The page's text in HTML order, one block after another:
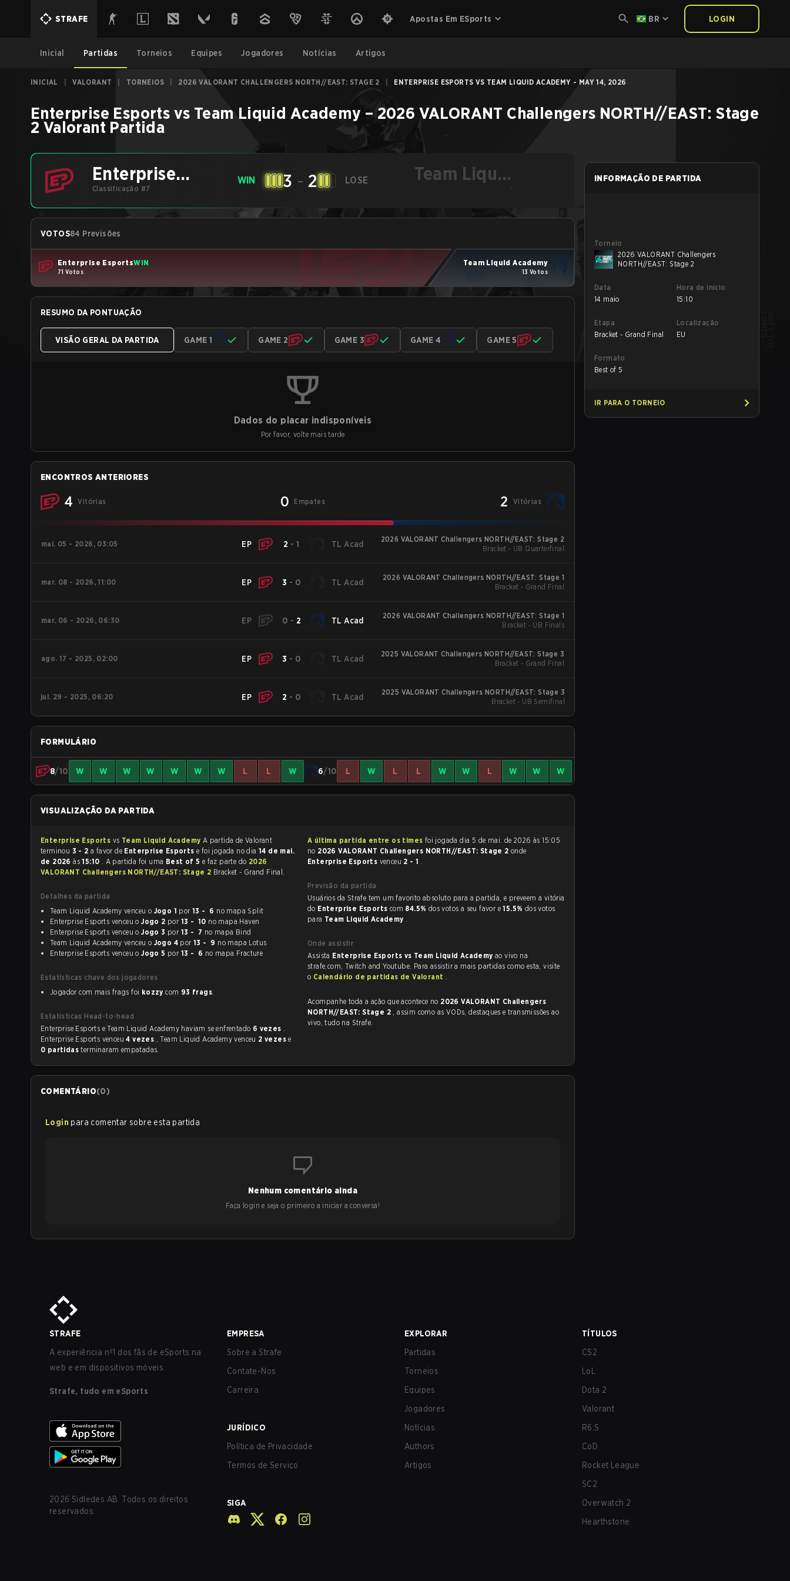
STRAFE Apostas Em ESports BR LOGIN
Inicial Partidas Torneios Equipes Jogadores Notícias Artigos
INICIAL VALORANT TORNEIOS 2026 VALORANT CHALLENGERS NORTH//EAST: STAGE 2 ENTERPRISE ESPORTS VS TEAM LIQUID ACADEMY - MAY 14, 2026
Enterprise Esports vs Team Liquid Academy –2026 VALORANT Challengers NORTH//EAST: Stage
2 Valorant Partida
Enterprise
Esports
Classificação #7
WIN 3 - 2 LOSE
Team Liquid
Academy-
VOTOS84 Previsões
Enterprise EsportsWIN
71 Votos
Team Liquid Academy
13 Votos
RESUMO DA PONTUAÇÃO
VISÃO GERAL DA PARTIDA GAME 1 GAME 2 GAME 3 GAME 4 GAME 5
Dados do placar indisponíveis
Por favor, volte mais tarde
ENCONTROS ANTERIORES
4 Vitórias 0 Empates 2 Vitórias
mai. 05 - 2026, 03:05 EP 2 -1 TL Acad
2026 VALORANT Challengers NORTH//EAST: Stage 2
Bracket - UB Quarterfinal
mar. 08 - 2026, 11:00 EP 3 - 0 TL Acad
2026 VALORANT Challengers NORTH//EAST: Stage 1
Bracket - Grand Final
mar. 06 - 2026, 06:30 EP 0 - 2 TL Acad
2026 VALORANT Challengers NORTH//EAST: Stage 1
Bracket - UB Finals
ago. 17 - 2025, 02:00 EP 3 - 0 TL Acad
2025 VALORANT Challengers NORTH//EAST: Stage 3
Bracket - Grand Final
jul. 29 - 2025, 06:20 EP 2 - 0 TL Acad
2025 VALORANT Challengers NORTH//EAST: Stage 3
Bracket - UB Semifinal
FORMULÁRIO
8/10 W W W W W W W L L W 6/10 L W L L W W L W W W
VISUALIZAÇÃO DA PARTIDA
Enterprise Esports vs Team Liquid Academy A partida de Valorant
terminou 3 - 2 a favor de Enterprise Esports e foi jogada no dia 14 de mai.
de 2026às15:10 . A partida foi uma Best of 5 e faz parte do 2026
VALORANT Challengers NORTH//EAST: Stage 2 Bracket - Grand Final.
Detalhes da partida
Team Liquid Academy venceu o Jogo 1 por 13 - 6 no mapa Split
Enterprise Esports venceu oJogo 2 por 13 - 10 no mapa Haven
Enterprise Esports venceu oJogo 3 por 13 - 7 no mapa Bind
Team Liquid Academy venceu o Jogo 4 por 13 - 9 no mapa Lotus
Enterprise Esports venceu oJogo 5 por 13 - 6 no mapa Fracture
Estatísticas chave dos jogadores
Jogador com mais frags foi kozzy com 93 frags.
Estatísticas Head-to-head
Enterprise Esports e Team Liquid Academy haviam se enfrentado 6 vezes .
Enterprise Esports venceu4 vezes , Team Liquid Academy venceu 2 vezese
0 partidasterminaram empatadas.
A última partida entre os times
no 2026 VALORANT Challengers NORTH//EAST: Stage 2 onde
Enterprise Esports venceu 2 - 1 .
Previsão da partida
Usuários da Strafe tem um favorito absoluto para a partida, e preveem a vitória
do Enterprise Esports com 84.5% dos votos a seu favor e15.5% dos votos
para Team Liquid Academy .
Onde assistir
Assista Enterprise Esports vs Team Liquid Academy ao vivo na
strafe.com, Twitch and Youtube. Para assistir a mais partidas como esta, visite
o Calendário de partidas de Valorant .
Acompanhe toda a ação que acontece no 2026 VALORANT Challengers
NORTH//EAST: Stage 2 , assim como as VODs, destaques e transmissões ao
vivo, tudo na Strafe.
COMENTÁRIO(0)
Login para comentar sobre esta partida
Nenhum comentário ainda
Faça login e seja o primeiro a iniciar a conversa!
INFORMAÇÃO DE PARTIDA
Torneio
2026 VALORANT Challengers
NORTH//EAST: Stage 2
Data
14 maio
Hora de início
15:10
Etapa
Bracket - Grand Final
Localização
EU
Formato
Best of 5
IR PARA O TORNEIO
STRAFE
A experiência nº1 dos fãs de eSports na
web e em dispositivos móveis.
Strafe, tudo em eSports
2026 Sidledes AB. Todos os direitos
reservados.
EMPRESA
Sobre a Strafe
Contate-Nos
Carreira
JURÍDICO
Política de Privacidade
Termos de Serviço
SIGA
EXPLORAR
Partidas
Torneios
Equipes
Jogadores
Notícias
Authors
Artigos
TÍTULOS
CS2
LoL
Dota 2
Valorant
R6:S
CoD
Rocket League
SC2
Overwatch 2
Hearthstone